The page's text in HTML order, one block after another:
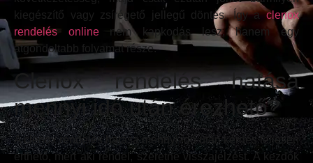
kiegészítő vagy zsírégető jellegű döntés. Így aclenox
rendelés onlinenem kapkodás lesz, hanem egy
átgondoltabb folyamat része.
Clenox rendelés hatása
mennyi idő után érezhető?
A clenox rendelés hatása mennyi idő után kérdés teljesen
érthető, mert aki rendel, szeretne visszajelzést. A kezdők